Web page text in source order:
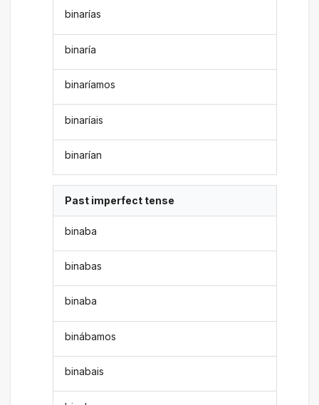
binarías
binaría
binaríamos
binaríais
binarían
Past imperfect tense
binaba
binabas
binaba
binábamos
binabais